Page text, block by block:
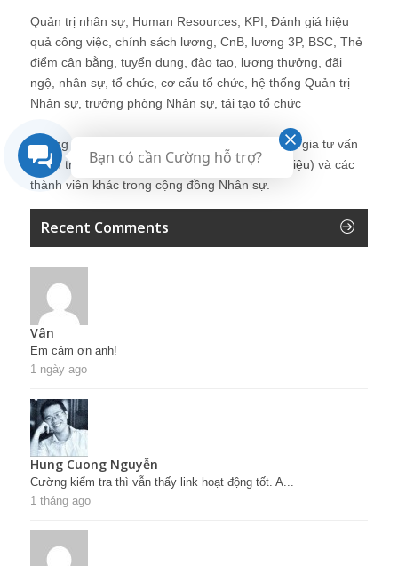
Quản trị nhân sự, Human Resources, KPI, Đánh giá hiệu
quả công việc, chính sách lương, CnB, lương 3P, BSC, Thẻ
điểm cân bằng, tuyển dụng, đào tạo, lương thưởng, đãi
ngộ, nhân sự, tổ chức, cơ cấu tổ chức, hệ thống Quản trị
Nhân sự, trưởng phòng Nhân sự, tái tạo tổ chức
Những bài viết tại blog được chia sẻ bởi chuyên gia tư vấn
Quản trị Nhân sự Nguyễn Hùng Cường (giới thiệu) và các
thành viên khác trong cộng đồng Nhân sự.
Recent Comments
Vân
Em cảm ơn anh!
1 ngày ago
Hung Cuong Nguyễn
Cường kiểm tra thì vẫn thấy link hoạt động tốt. A...
1 tháng ago
Bạn có cần Cường hỗ trợ?